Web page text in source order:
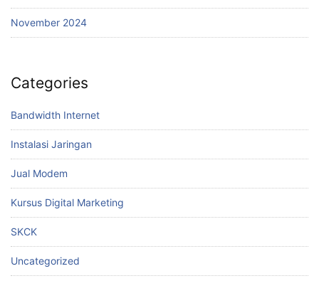
November 2024
Categories
Bandwidth Internet
Instalasi Jaringan
Jual Modem
Kursus Digital Marketing
SKCK
Uncategorized